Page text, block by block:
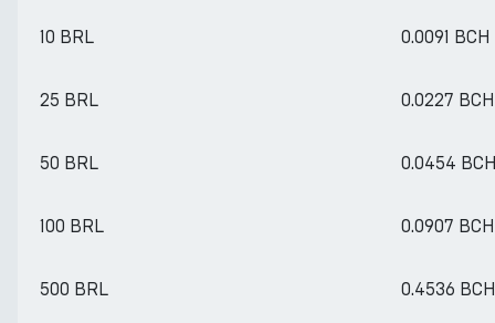
10 BRL 0.0091 BCH
25 BRL 0.0227 BCH
50 BRL 0.0454
100 BRL 0.0907 BCH
500 BRL 0.4536 BCH